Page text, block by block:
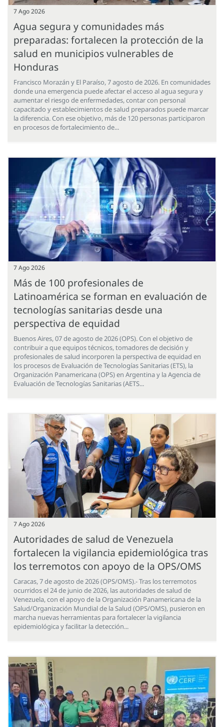
7 Ago 2026
Agua segura y comunidades más
preparadas: fortalecen la protección de la
salud en municipios vulnerables de
Honduras
Francisco Morazán y El Paraíso, 7 agosto de 2026. En comunidades
donde una emergencia puede afectar el acceso al agua segura y
aumentar el riesgo de enfermedades, contar con personal
capacitado y establecimientos de salud preparados puede marcar
la diferencia. Con ese objetivo, más de 120 personas participaron
en procesos de fortalecimiento de...
7 Ago 2026
Más de 100 profesionales de
Latinoamérica se forman en evaluación de
tecnologías sanitarias desde una
perspectiva de equidad
Buenos Aires, 07 de agosto de 2026 (OPS). Con el objetivo de
contribuir a que equipos técnicos, tomadores de decisión y
profesionales de salud incorporen la perspectiva de equidad en
los procesos de Evaluación de Tecnologías Sanitarias (ETS), la
Organización Panamericana (OPS) en Argentina y la Agencia de
Evaluación de Tecnologías Sanitarias (AETS...
7 Ago 2026
Autoridades de salud de Venezuela
fortalecen la vigilancia epidemiológica tras
los terremotos con apoyo de la OPS/OMS
Caracas, 7 de agosto de 2026 (OPS/OMS).- Tras los terremotos
ocurridos el 24 de junio de 2026, las autoridades de salud de
Venezuela, con el apoyo de la Organización Panamericana de la
Salud/Organización Mundial de la Salud (OPS/OMS), pusieron en
marcha nuevas herramientas para fortalecer la vigilancia
epidemiológica y facilitar la detección...